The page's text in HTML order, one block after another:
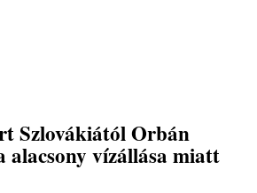
Szlovákiától Orbán
alacsony vízállása miatt